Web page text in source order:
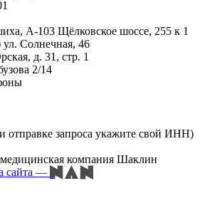
А-103 Щёлковское шоссе, 255 к 1
Солнечная, 46
д. 31, стр. 1
2/14
отправке запроса укажите свой ИНН)
компания Шаклин
сайта —